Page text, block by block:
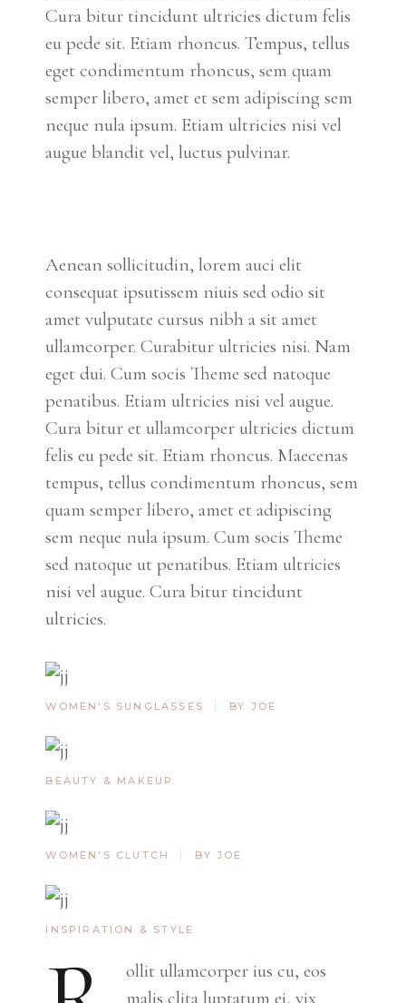
Cura bitur tincidunt ultricies dictum felis
eu pede sit. Etiam rhoncus. Tempus, tellus
eget condimentum rhoncus, sem quam
semper libero, amet et sem adipiscing sem
neque nula ipsum. Etiam ultricies nisi vel
augue blandit vel, luctus pulvinar.
Aenean sollicitudin, lorem auci elit
consequat ipsutissem niuis sed odio sit
amet vulputate cursus nibh a sit amet
ullamcorper. Curabitur ultricies nisi. Nam
eget dui. Cum socis Theme sed natoque
penatibus. Etiam ultricies nisi vel augue.
Cura bitur et ullamcorper ultricies dictum
felis eu pede sit. Etiam rhoncus. Maecenas
tempus, tellus condimentum rhoncus, sem
quam semper libero, amet et adipiscing
sem neque nula ipsum. Cum socis Theme
sed natoque ut penatibus. Etiam ultricies
nisi vel augue. Cura bitur tincidunt
ultricies.
WOMEN'S SUNGLASSES BY JOE
BEAUTY & MAKEUP
WOMEN'S CLUTCH BY JOE
INSPIRATION & STYLE
ollit ullamcorper ius cu, eos
malis clita luptatum ei, vix